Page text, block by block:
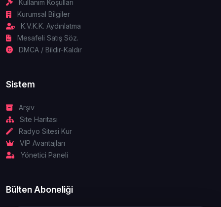
Kullanım Koşulları
Kurumsal Bilgiler
K.V.K.K. Aydınlatma
Mesafeli Satış Söz.
DMCA / Bildir-Kaldır
Sistem
Arşiv
Site Haritası
Radyo Sitesi Kur
VIP Avantajları
Yönetici Paneli
Bülten Aboneliği